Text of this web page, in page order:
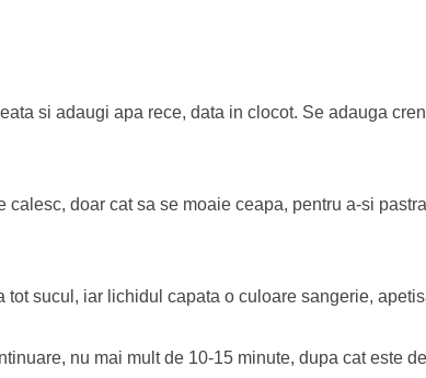
si adaugi apa rece, data in clocot. Se adauga
calesc, doar cat sa se moaie ceapa, pentru a-si pastra
sucul, iar lichidul capata o culoare sangerie,
nu mai mult de 10-15 minute, dupa cat este